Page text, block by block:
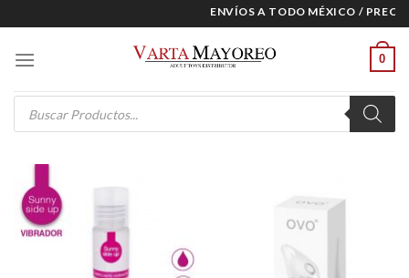
to
content
ENVÍOS A TODO MÉXICO /
0
Products
search